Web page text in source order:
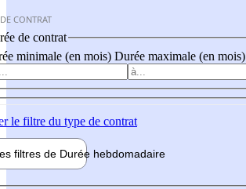
CONTRAT
de contrat
minimale (en mois) Durée maximale (en mois)
le filtre du type de contrat
filtres de Durée hebdomadaire